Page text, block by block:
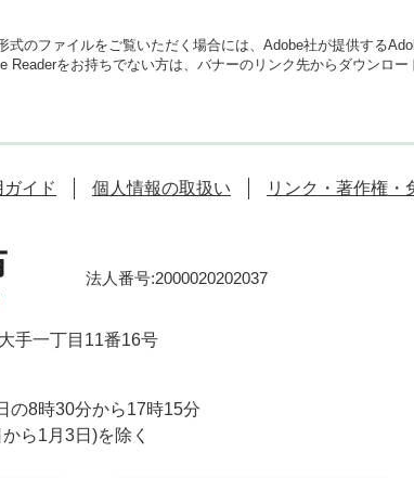
式のファイルをご覧いただく場合には、Adobe社が提供する
Readerをお持ちでない方は、バナーのリンク先からダウンロー
ガイド 個人情報の取扱い リンク・著作権・
法人番号:2000020202037
手一丁目11番16号
の8時30分から17時15分
ら1月3日)を除く